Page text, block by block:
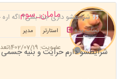
مامان_سوم
مدیر استارتر
عضویت: 1402/07/19
شرایطشو داری جدا بشی؟ اگه
نجات بده
شرایطشو دارم حرایت و بنیه جسمی